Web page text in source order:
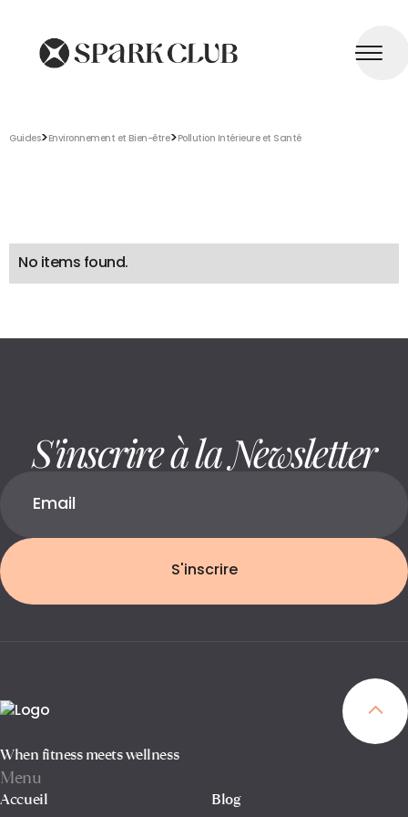
Guides>Environnement et Bien-être>Pollution Intérieure et Santé
No items found.
S'inscrire à la Newsletter
S'inscrire
When fitness meets wellness
Menu
Accueil Blog